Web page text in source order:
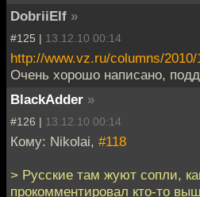
DobriiElf »
#125 | 13.12.10 00:14
http://www.vz.ru/columns/
Очень хорошо написано,
BlackAdder »
#126 | 13.12.10 00:14
Кому: Nikolai, #118
> Русские там жуют сопли,
прокомментировал кто-то